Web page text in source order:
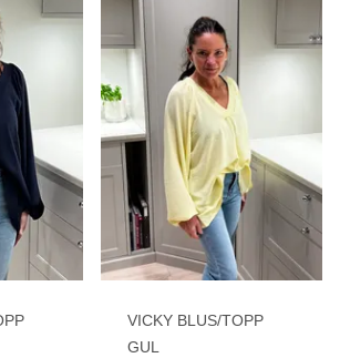
VICKY BLUS/TOPP
GUL